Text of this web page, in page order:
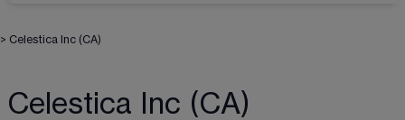
> Celestica Inc (CA)
Celestica Inc (CA)